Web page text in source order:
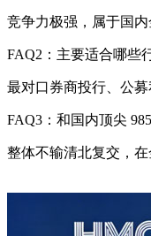
竞争力极强，属于国
FAQ2：主要适合哪些
最对口券商投行、公
FAQ3：和国内顶尖
整体不输清北复交，